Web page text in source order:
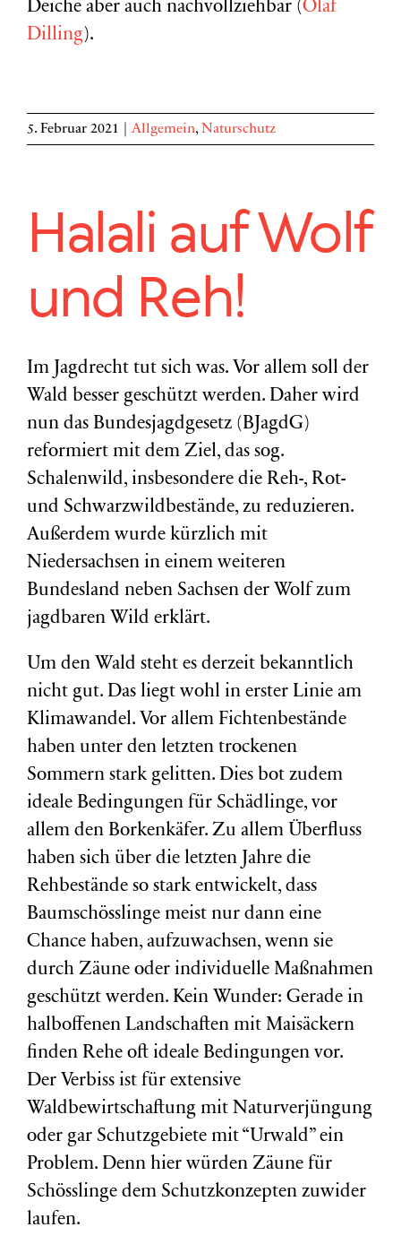
Deiche aber auch nachvollziehbar (Olaf
Dilling).
5. Februar 2021 Allgemein, Naturschutz
Halali auf Wolf
und Reh!
Im Jagdrecht tut sich was. Vor allem soll der
Wald besser geschützt werden. Daher wird
nun das Bundesjagdgesetz (BJagdG)
reformiert mit dem Ziel, das sog.
Schalenwild, insbesondere die Reh-, Rot-
und Schwarzwildbestände, zu reduzieren.
Außerdem wurde kürzlich mit
Niedersachsen in einem weiteren
Bundesland neben Sachsen der Wolf zum
jagdbaren Wild erklärt.
Um den Wald steht es derzeit bekanntlich
nicht gut. Das liegt wohl in erster Linie am
Klimawandel. Vor allem Fichtenbestände
haben unter den letzten trockenen
Sommern stark gelitten. Dies bot zudem
ideale Bedingungen für Schädlinge, vor
allem den Borkenkäfer. Zu allem Überfluss
haben sich über die letzten Jahre die
Rehbestände so stark entwickelt, dass
Baumschösslinge meist nur dann eine
Chance haben, aufzuwachsen, wenn sie
durch Zäune oder individuelle Maßnahmen
geschützt werden. Kein Wunder: Gerade in
halboffenen Landschaften mit Maisäckern
finden Rehe oft ideale Bedingungen vor.
Der Verbiss ist für extensive
Waldbewirtschaftung mit Naturverjüngung
oder gar Schutzgebiete mit “Urwald” ein
Problem. Denn hier würden Zäune für
Schösslinge dem Schutzkonzepten zuwider
laufen.